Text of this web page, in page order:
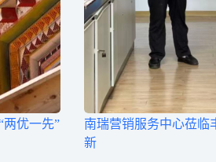
优一先”
南瑞营销服务中心莅临
新